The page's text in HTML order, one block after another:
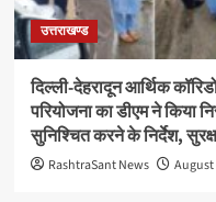
उत्तराखण्ड
दिल्ली-देहरादून आर्थिक
परियोजना का डीएम ने किया
सुनिश्चित करने के निर्देश,
RashtraSant News August